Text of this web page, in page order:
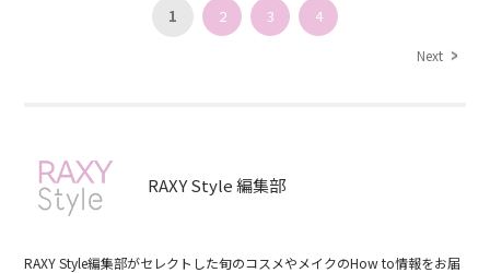
1 2 3 4
Next
RAXY Style 編集部
RAXY Style編集部がセレクトした旬のコスメやメイクのHow to情報をお届